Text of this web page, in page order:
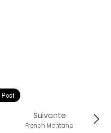
Suivante
French Montana